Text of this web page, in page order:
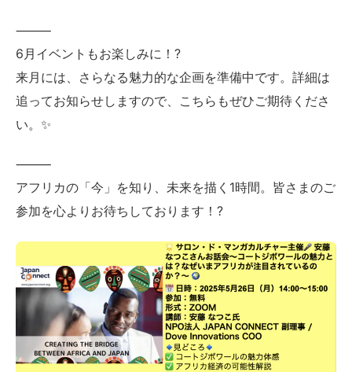
⸻
6月イベントもお楽しみに！?
来月には、さらなる魅力的な企画を準備中です。詳細は
追ってお知らせしますので、こちらもぜひご期待くださ
い。✨
⸻
アフリカの「今」を知り、未来を描く1時間。皆さまのご
参加を心よりお待ちしております！?